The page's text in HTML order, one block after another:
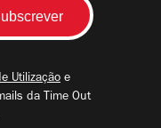
Utilização e
da Time Out